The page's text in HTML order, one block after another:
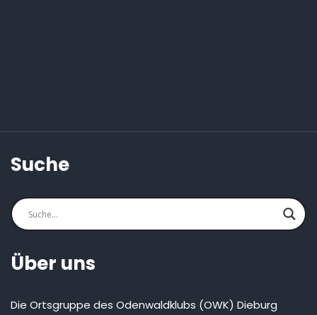
Suche
Über uns
Die Ortsgruppe des Odenwaldklubs (OWK) Dieburg